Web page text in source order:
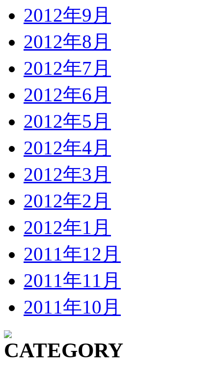
2012年9月
2012年8月
2012年7月
2012年6月
2012年5月
2012年4月
2012年3月
2012年2月
2012年1月
2011年12月
2011年11月
2011年10月